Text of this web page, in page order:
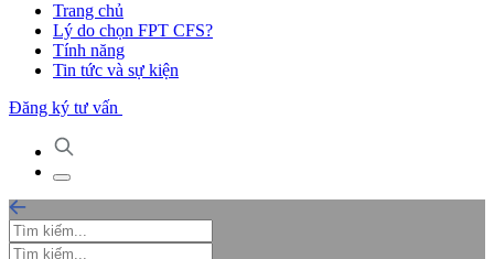
Trang chủ
Lý do chọn FPT CFS?
Tính năng
Tin tức và sự kiện
Đăng ký tư vấn